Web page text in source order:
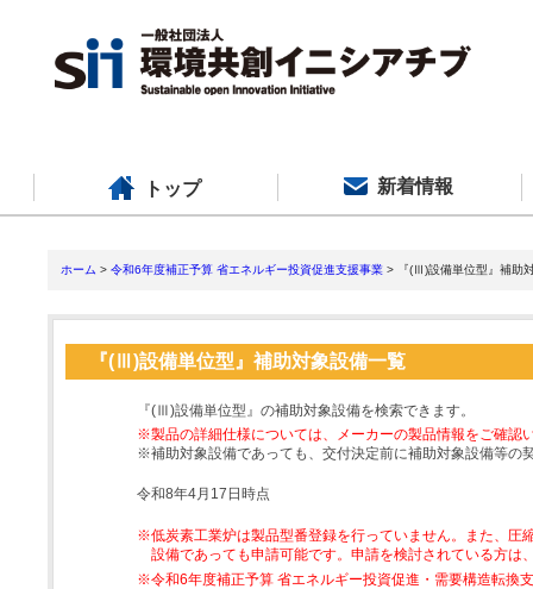
トップ 新着情報
ホーム > 令和6年度補正予算 省エネルギー投資促進支援事業 > 『(Ⅲ)設備単位型』補助
『(Ⅲ)設備単位型』補助対象設備一覧
『(Ⅲ)設備単位型』の補助対象設備を検索できます。
※製品の詳細仕様については、メーカーの製品情報をご確認
※補助対象設備であっても、交付決定前に補助対象設備等の
令和8年4月17日時点
※低炭素工業炉は製品型番登録を行っていません。また、圧
設備であっても申請可能です。申請を検討されている方は
※令和6年度補正予算 省エネルギー投資促進・需要構造転